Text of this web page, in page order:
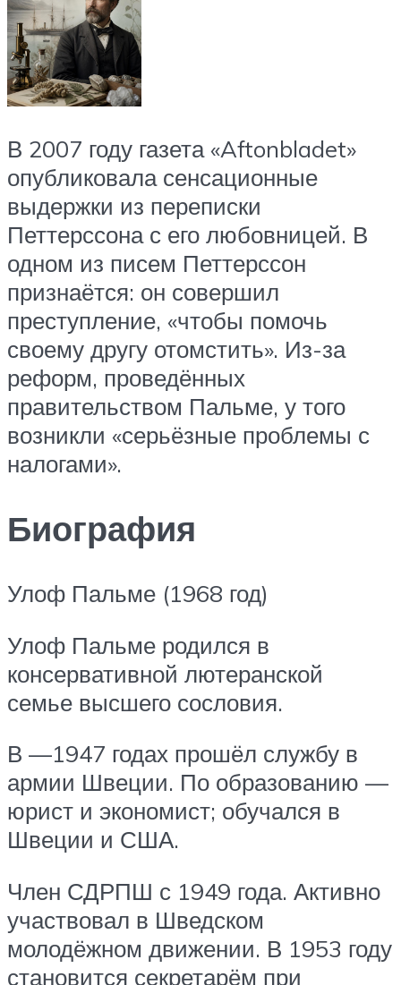
В 2007 году газета «Aftonbladet»
опубликовала сенсационные
выдержки из переписки
Петтерссона с его любовницей. В
одном из писем Петтерссон
признаётся: он совершил
преступление, «чтобы помочь
своему другу отомстить». Из-за
реформ, проведённых
правительством Пальме, у того
возникли «серьёзные проблемы с
налогами».
Биография
Улоф Пальме (1968 год)
Улоф Пальме родился в
консервативной лютеранской
семье высшего сословия.
В —1947 годах прошёл службу в
армии Швеции. По образованию —
юрист и экономист; обучался в
Швеции и США.
Член СДРПШ с 1949 года. Активно
участвовал в Шведском
молодёжном движении. В 1953 году
становится секретарём при